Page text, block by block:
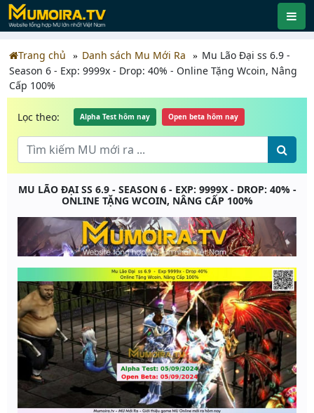
Trang chủ Danh sách Mu Mới Ra
Mu Lão Đại ss 6.9 -
Season 6 - Exp: 9999x - Drop: 40% - Online Tặng Wcoin, Nâng
Cấp 100%
Lọc theo: Alpha Test hôm nay Open beta hôm nay
MU LÃO ĐẠI SS 6.9 - SEASON 6 - EXP: 9999X - DROP: 40% -
ONLINE TẶNG WCOIN, NÂNG CẤP 100%